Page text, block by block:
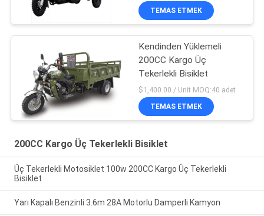
TEMAS ETMEK
Kendinden Yüklemeli
200CC Kargo Üç
Tekerlekli Bisiklet
$1,400.00 / Unit MOQ:40 adet
TEMAS ETMEK
200CC Kargo Üç Tekerlekli Bisiklet
Üç Tekerlekli Motosiklet 100w 200CC Kargo Üç Tekerlekli
Bisiklet
Yarı Kapalı Benzinli 3.6m 28A Motorlu Damperli Kamyon